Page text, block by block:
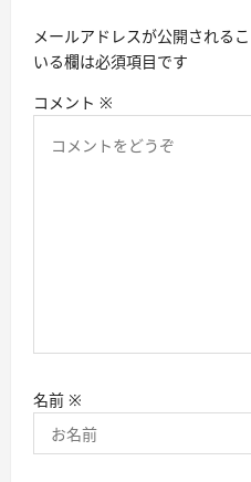
ン
メールアドレスが公開されるこ
いる欄は必須項目です
コメント ※
名前 ※